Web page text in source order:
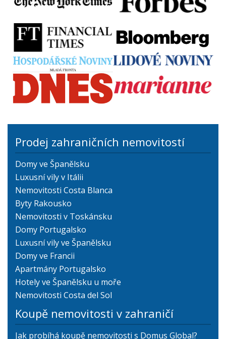
Prodej zahraničních nemovitostí
Domy ve Španělsku
Luxusní vily v Itálii
Nemovitosti Costa Blanca
Byty Rakousko
Nemovitosti v Toskánsku
Domy Portugalsko
Luxusní vily ve Španělsku
Domy ve Francii
Apartmány Portugalsko
Hotely ve Španělsku u moře
Nemovitosti Costa del Sol
Koupě nemovitosti v zahraničí
Jak probíhá koupě nemovitosti s Domus Global?